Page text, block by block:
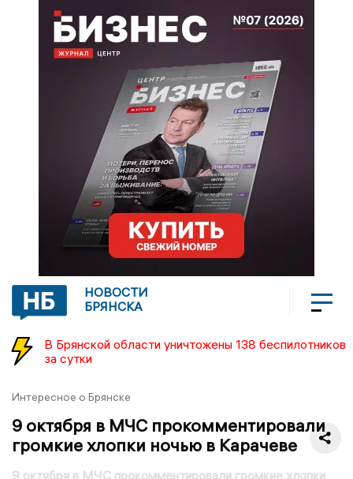
НОВОСТИ
БРЯНСКА
В Брянской области уничтожены 138 беспилотников
за сутки
Интересное о Брянске
9 октября в МЧС прокомментировали
громкие хлопки ночью в Карачеве
9 октября в МЧС прокомментировали громкие хлопки